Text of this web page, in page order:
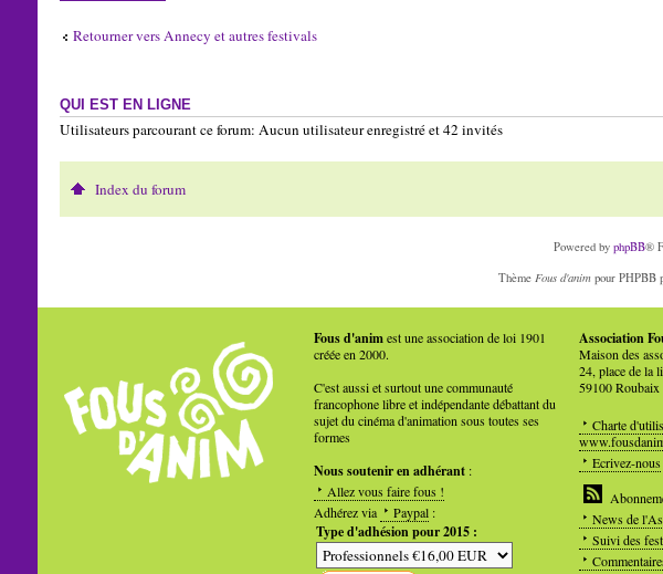
Retourner vers Annecy et autres festivals
QUI EST EN LIGNE
Utilisateurs parcourant ce forum: Aucun utilisateur enregistré et 42 invités
Index du forum
Powered by phpBB®
Thème Fous d'anim pour PHPBB
Fous d'animest une association de loi 1901
créée en 2000.
C'est aussi et surtout une communauté
francophone libre et indépendante débattant du
sujet du cinéma d'animation sous toutes ses
formes
Nous soutenir en adhérant:
Allez vous faire fous !
Adhérez via
Paypal:
Type d'adhésion pour 2015 :
Association
Maison des
24, place de la
59100 Roubaix
Charte
Ecrivez-nous
News de
Suivi des